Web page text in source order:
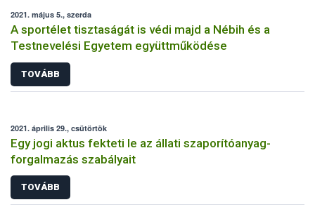
2021. május 5., szerda
A sportélet tisztaságát is védi majd a Nébih és a
Testnevelési Egyetem együttműködése
TOVÁBB
2021. április 29., csütörtök
Egy jogi aktus fekteti le az állati szaporítóanyag-
forgalmazás szabályait
TOVÁBB